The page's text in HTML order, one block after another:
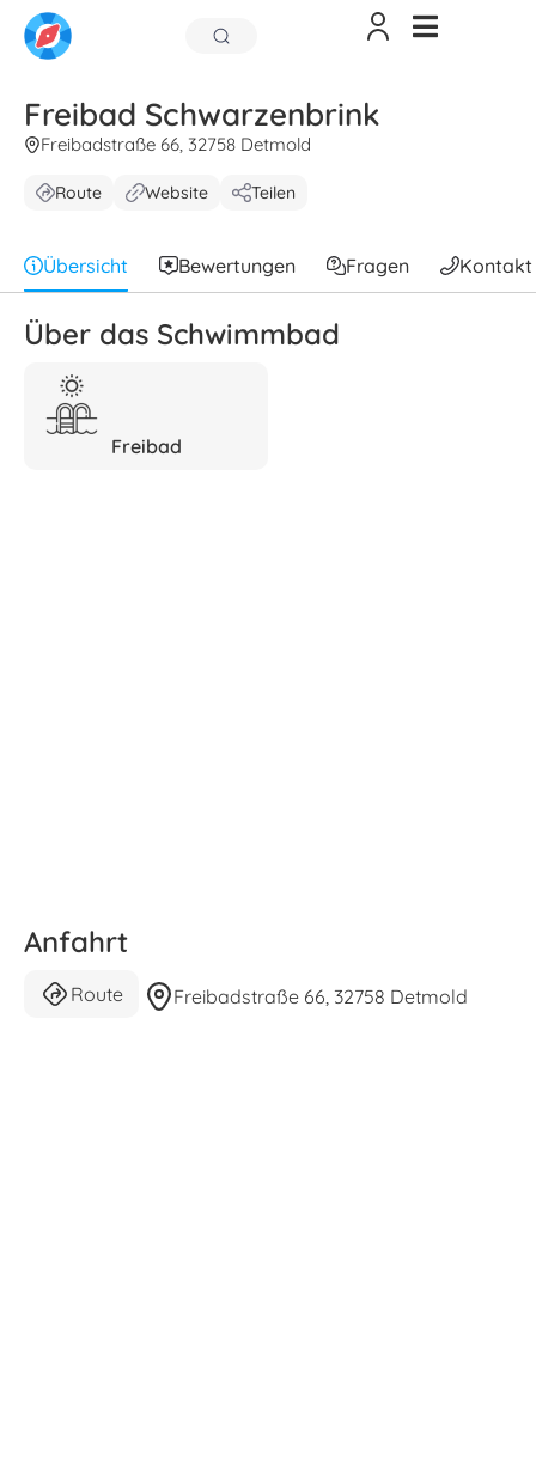
Freibad Schwarzenbrink
Freibadstraße 66, 32758 Detmold
Route Website Teilen
Übersicht Bewertungen Fragen Kontakt
Über das Schwimmbad
Freibad
Anfahrt
Route Freibadstraße 66, 32758 Detmold